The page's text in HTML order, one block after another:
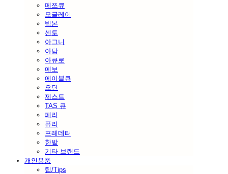
메쯔큐
모글레이
빅본
센토
아그니
아담
아큐로
에보
에이블큐
오딘
제스트
TAS 큐
페리
퓨리
프레데터
한밭
기타 브랜드
개인용품
팁/Tips